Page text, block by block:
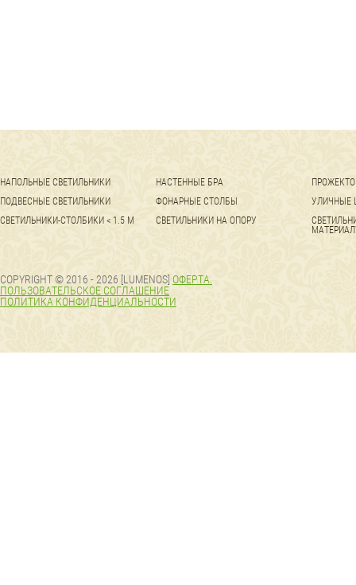
НАПОЛЬНЫЕ СВЕТИЛЬНИКИ
ПОДВЕСНЫЕ СВЕТИЛЬНИКИ
СВЕТИЛЬНИКИ-СТОЛБИКИ < 1.5 М
НАСТЕННЫЕ БРА
ФОНАРНЫЕ СТОЛБЫ
СВЕТИЛЬНИКИ НА ОПОРУ
УЛИЧНЫЕ
COPYRIGHT © 2016 - 2026 [LUMENOS] ОФЕРТА.
ПОЛЬЗОВАТЕЛЬСКОЕ СОГЛАШЕНИЕ
ПОЛИТИКА КОНФИДЕНЦИАЛЬНОСТИ